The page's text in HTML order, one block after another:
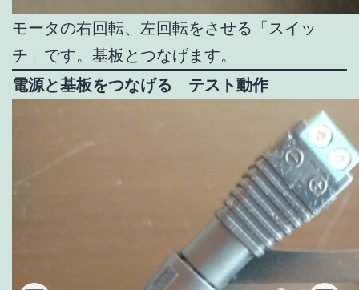
モータの右回転、左回転をさせる「スイッ
チ」です。基板とつなげます。
電源と基板をつなげる テスト動作